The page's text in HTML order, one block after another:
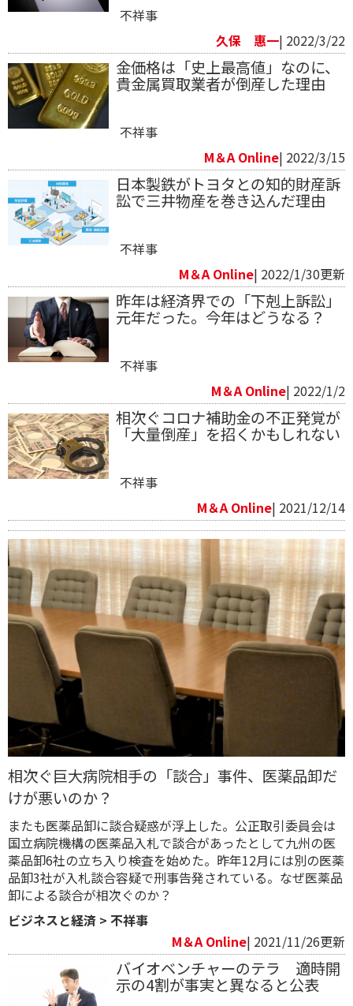
不祥事
久保 惠一| 2022/3/22
金価格は「史上最高値」なのに、
貴金属買取業者が倒産した理由
不祥事
M＆A Online| 2022/3/15
日本製鉄がトヨタとの知的財産訴
訟で三井物産を巻き込んだ理由
不祥事
M＆A Online| 2022/1/30更新
昨年は経済界での「下剋上訴訟」
元年だった。今年はどうなる？
不祥事
M＆A Online| 2022/1/2
相次ぐコロナ補助金の不正発覚が
「大量倒産」を招くかもしれない
不祥事
M＆A Online| 2021/12/14
相次ぐ巨大病院相手の「談合」事件、医薬品卸だ
けが悪いのか？
またも医薬品卸に談合疑惑が浮上した。公正取引委員会は
国立病院機構の医薬品入札で談合があったとして九州の医
薬品卸6社の立ち入り検査を始めた。昨年12月には別の医薬
品卸3社が入札談合容疑で刑事告発されている。なぜ医薬品
卸による談合が相次ぐのか？
ビジネスと経済 > 不祥事
M＆A Online| 2021/11/26更新
バイオベンチャーのテラ 適時開
示の4割が事実と異なると公表